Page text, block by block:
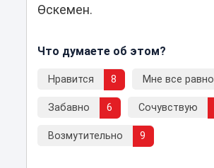
Өскемен.
Что думаете об этом?
Нравится 8 Мне все равно
Забавно 6 Сочувствую
Возмутительно 9